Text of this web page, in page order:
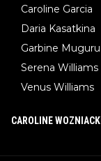
Caroline Garcia
Daria Kasatkina
Garbine
Serena Williams
Venus Williams
CAROLINE WOZNIACKI